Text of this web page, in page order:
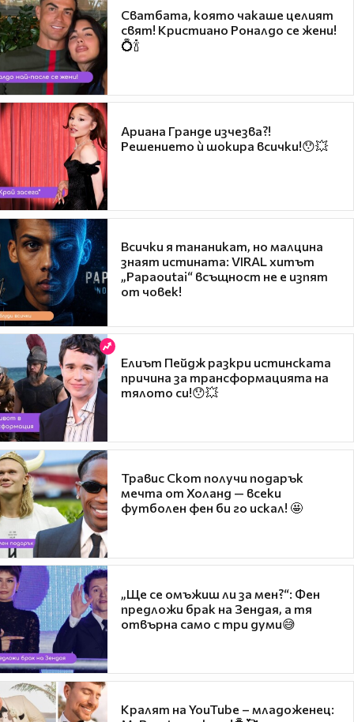
Сватбата, която чакаше целият
свят! Кристиано Роналдо се жени!
💍🍾
Ариана Гранде изчезва?!
Решението ѝ шокира всички!😯💥
Всички я тананикат, но малцина
знаят истината: VIRAL хитът
„Papaoutai“ всъщност не е изпят
от човек!
Елиът Пейдж разкри истинската
причина за трансформацията на
тялото си!😯💥
Травис Скот получи подарък
мечта от Холанд — всеки
футболен фен би го искал! 🤩
„Ще се омъжиш ли за мен?“: Фен
предложи брак на Зендая, а тя
отвърна само с три думи😅
Кралят на YouTube – младоженец: